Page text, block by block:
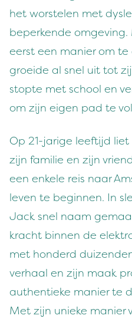
het worstelen met
beperkende omgeving.
eerst een manier om
groeide al snel uit tot
stopte met school en
om zijn eigen pad te
Op 21-jarige leeftijd
zijn familie en zijn
een enkele reis naar
leven te beginnen. In
Jack snel naam
kracht binnen de
met honderd
verhaal en zijn maak
authentieke manier te
Met zijn unieke manier